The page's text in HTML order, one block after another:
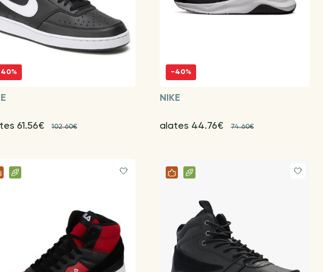
61.56€ 102.60€
-40%
NIKE
alates 44.76€ 74.60€